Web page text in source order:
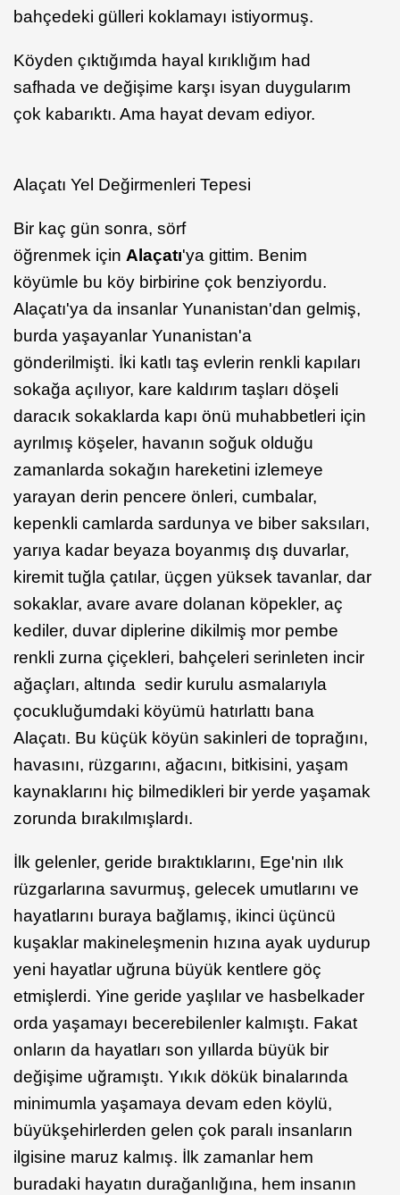
bahçedeki gülleri koklamayı istiyormuş.
Köyden çıktığımda hayal kırıklığım had
safhada ve değişime karşı isyan duygularım
çok kabarıktı. Ama hayat devam ediyor.
Alaçatı Yel Değirmenleri Tepesi
Bir kaç gün sonra, sörf
öğrenmek için Alaçatı'ya gittim. Benim
köyümle bu köy birbirine çok benziyordu.
Alaçatı'ya da insanlar Yunanistan'dan gelmiş,
burda yaşayanlar Yunanistan'a
gönderilmişti. İki katlı taş evlerin renkli kapıları
sokağa açılıyor, kare kaldırım taşları döşeli
daracık sokaklarda kapı önü muhabbetleri için
ayrılmış köşeler, havanın soğuk olduğu
zamanlarda sokağın hareketini izlemeye
yarayan derin pencere önleri, cumbalar,
kepenkli camlarda sardunya ve biber saksıları,
yarıya kadar beyaza boyanmış dış duvarlar,
kiremit tuğla çatılar, üçgen yüksek tavanlar, dar
sokaklar, avare avare dolanan köpekler, aç
kediler, duvar diplerine dikilmiş mor pembe
renkli zurna çiçekleri, bahçeleri serinleten incir
ağaçları, altında sedir kurulu asmalarıyla
çocukluğumdaki köyümü hatırlattı bana
Alaçatı. Bu küçük köyün sakinleri de toprağını,
havasını, rüzgarını, ağacını, bitkisini, yaşam
kaynaklarını hiç bilmedikleri bir yerde yaşamak
zorunda bırakılmışlardı.
İlk gelenler, geride bıraktıklarını, Ege'nin ılık
rüzgarlarına savurmuş, gelecek umutlarını ve
hayatlarını buraya bağlamış, ikinci üçüncü
kuşaklar makineleşmenin hızına ayak uydurup
yeni hayatlar uğruna büyük kentlere göç
etmişlerdi. Yine geride yaşlılar ve hasbelkader
orda yaşamayı becerebilenler kalmıştı. Fakat
onların da hayatları son yıllarda büyük bir
değişime uğramıştı. Yıkık dökük binalarında
minimumla yaşamaya devam eden köylü,
büyükşehirlerden gelen çok paralı insanların
ilgisine maruz kalmış. İlk zamanlar hem
buradaki hayatın durağanlığına, hem insanın